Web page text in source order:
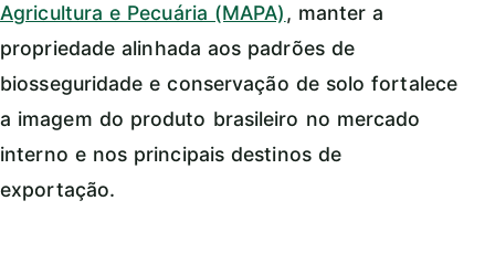
Agricultura e Pecuária (MAPA), manter a
propriedade alinhada aos padrões de
biosseguridade e conservação de solo fortalece
a imagem do produto brasileiro no mercado
interno e nos principais destinos de
exportação.